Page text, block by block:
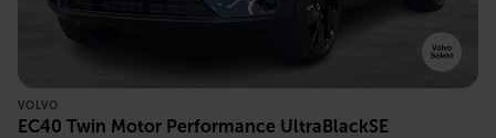
VOLVO
EC40 Twin Motor Performance UltraBlackSE